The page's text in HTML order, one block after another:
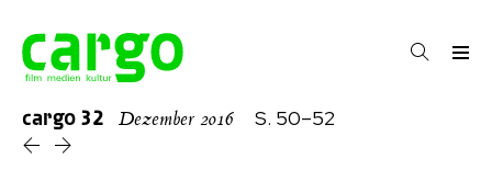
cargo 32 Dezember 2016 S. 50–52